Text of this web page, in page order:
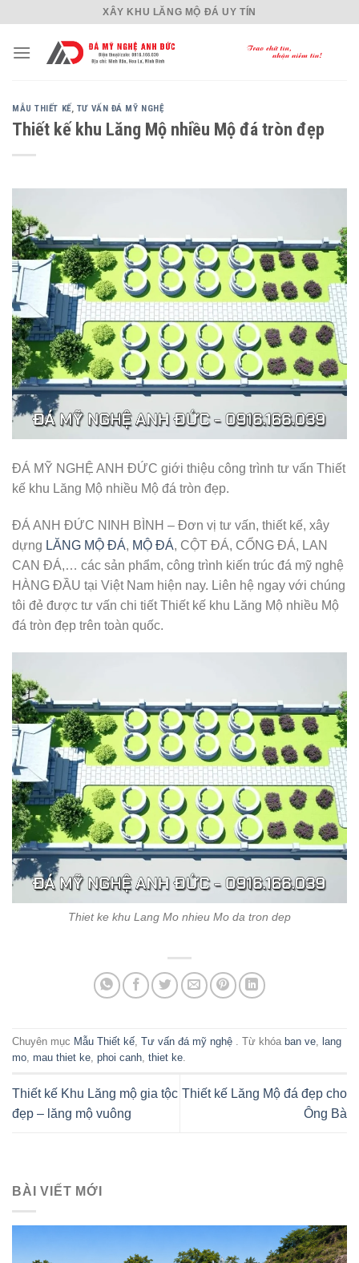
content
XÂY KHU LĂNG MỘ ĐÁ UY TÍN
MẪU THIẾT KẾ, TƯ VẤN ĐÁ MỸ NGHỆ
Thiết kế khu Lăng Mộ nhiều Mộ đá tròn đẹp
ĐÁ MỸ NGHỆ ANH ĐỨC giới thiệu công trình tư vấn Thiết
kế khu Lăng Mộ nhiều Mộ đá tròn đẹp.
ĐÁ ANH ĐỨC NINH BÌNH – Đơn vị tư vấn, thiết kế, xây
dựng LĂNG MỘ ĐÁ, MỘ ĐÁ, CỘT ĐÁ, CỔNG ĐÁ, LAN
CAN ĐÁ,… các sản phẩm, công trình kiến trúc đá mỹ nghệ
HÀNG ĐẦU tại Việt Nam hiện nay. Liên hệ ngay với chúng
tôi đẻ được tư vấn chi tiết Thiết kế khu Lăng Mộ nhiều Mộ
đá tròn đẹp trên toàn quốc.
Thiet ke khu Lang Mo nhieu Mo da tron dep
Chuyên mục Mẫu Thiết kế, Tư vấn đá mỹ nghệ . Từ khóa ban ve, lang
mo, mau thiet ke, phoi canh, thiet ke.
Thiết kế Khu Lăng mộ gia tộc
đẹp – lăng mộ vuông
Thiết kế Lăng Mộ đá đẹp cho
Ông Bà
BÀI VIẾT MỚI